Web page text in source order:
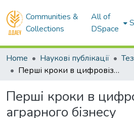
Communities &
Collections
All of
DSpace
Home Наукові публікації
Перші кроки в цифровізації аграрного бізнесу
Перші кроки в
аграрного бізнесу